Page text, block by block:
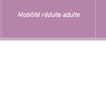
Mobilité réduite adulte